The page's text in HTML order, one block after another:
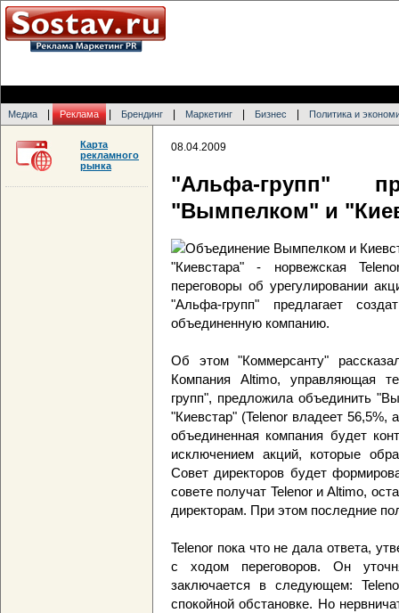
Медиа Реклама Брендинг Маркетинг Бизнес Политика и
08.04.2009
"Альфа-групп"
"Вымпелком" и
"Киевстара" - норвежская
переговоры об урегулировании
"Альфа-групп" предлагает
объединенную компанию.
Об этом "Коммерсанту"
Компания Altimo, управляющая
групп", предложила объединить
"Киевстар" (Telenor владеет
объединенная компания будет
исключением акций, которые
Совет директоров будет
совете получат Telenor и Altimo,
директорам. При этом последние
Telenor пока что не дала ответа,
с ходом переговоров. Он
заключается в следующем:
спокойной обстановке. Но
Карта
рекламного
рынка